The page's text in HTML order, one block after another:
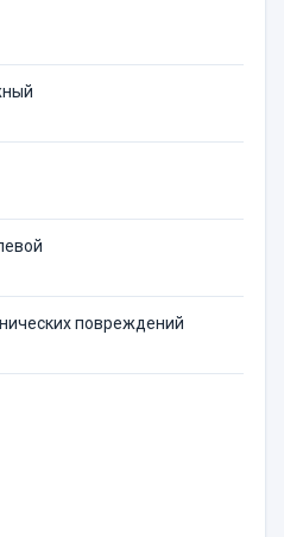
повреждений